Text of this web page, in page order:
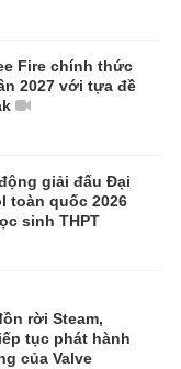
Fire chính thức
2027 với tựa đề
giải đấu Đại
toàn quốc 2026
sinh THPT
rời Steam,
tục phát hành
của Valve